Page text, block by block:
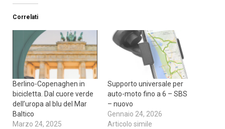
Correlati
Berlino-Copenaghen in
bicicletta. Dal cuore verde
dell’uropa al blu del Mar
Baltico
Marzo 24, 2025
Supporto universale per
auto-moto fino a 6 – SBS
– nuovo
Gennaio 24, 2026
Articolo simile